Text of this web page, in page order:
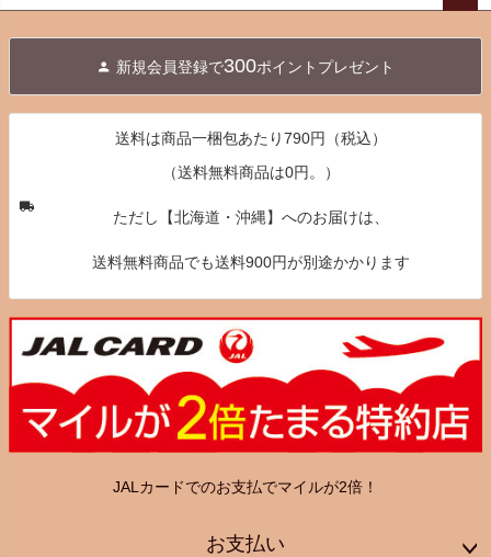
へ
新規会員登録で300ポイントプレゼント
送料は商品一梱包あたり790円（税込）
（送料無料商品は0円。）
ただし【北海道・沖縄】へのお届けは、
送料無料商品でも送料900円が別途かかります
JALカードでのお支払でマイルが2倍！
お支払い